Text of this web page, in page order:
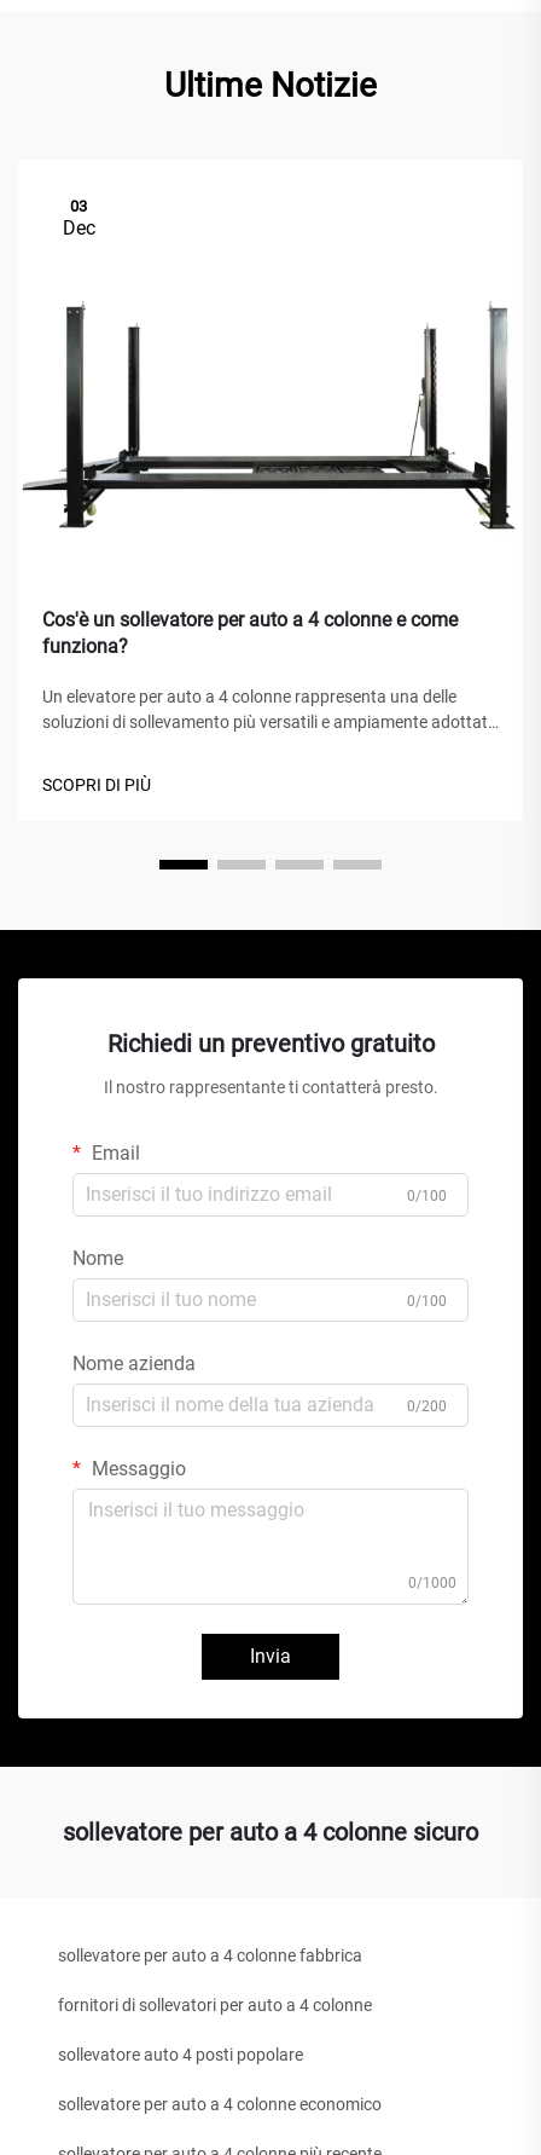
Ultime Notizie
03
Dec
Cos'è un sollevatore per auto a 4 colonne e come
funziona?
Un elevatore per auto a 4 colonne rappresenta una delle
soluzioni di sollevamento più versatili e ampiamente adottate
e nelle officine commerciali in tutto il mondo. A differenza dei
SCOPRI DI PIÙ
Richiedi un preventivo gratuito
Il nostro rappresentante ti contatterà presto.
Email
0/100
Nome
0/100
Nome azienda
0/200
Messaggio
0/1000
Invia
sollevatore per auto a 4 colonne sicuro
sollevatore per auto a 4 colonne fabbrica
fornitori di sollevatori per auto a 4 colonne
sollevatore auto 4 posti popolare
sollevatore per auto a 4 colonne economico